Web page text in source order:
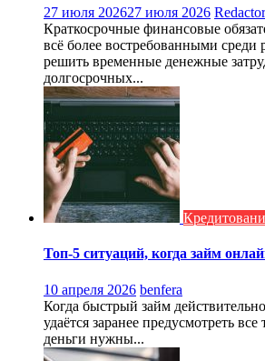
27 июля 202627 июля 2026 Redactor
Краткосрочные финансовые
всё более востребованными среди
решить временные денежные
долгосрочных...
Топ‑5 ситуаций, когда займ
10 апреля 2026 benfera
Когда быстрый займ
удаётся заранее предусмотреть
деньги нужны...